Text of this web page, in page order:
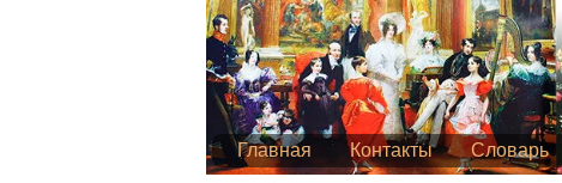
Главная Контакты Словарь